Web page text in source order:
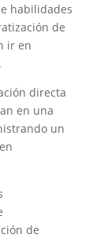
habilidades
de
ir en
directa
en una
un
de